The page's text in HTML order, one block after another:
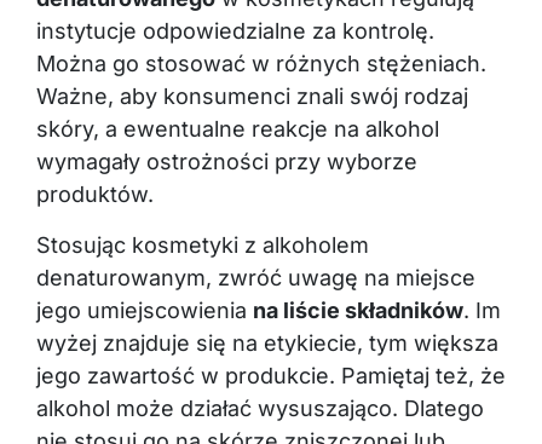
instytucje odpowiedzialne za kontrolę.
Można go stosować w różnych stężeniach.
Ważne, aby konsumenci znali swój rodzaj
skóry, a ewentualne reakcje na alkohol
wymagały ostrożności przy wyborze
produktów.
Stosując kosmetyki z alkoholem
denaturowanym, zwróć uwagę na miejsce
jego umiejscowienia
na liście składników . Im
wyżej znajduje się na etykiecie, tym większa
jego zawartość w produkcie. Pamiętaj też, że
alkohol może działać wysuszająco. Dlatego
nie stosuj go na skórze zniszczonej lub